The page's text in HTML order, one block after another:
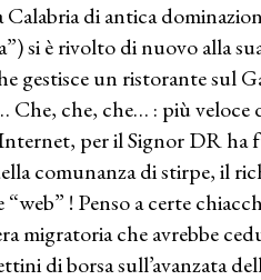
di antica
si è rivolto di nuovo alla
gestisce un ristorante sul
Che, che, che… : più
per il Signor DR ha
comunanza di stirpe, il
! Penso a certe
migratoria che avrebbe
di borsa sull’avanzata